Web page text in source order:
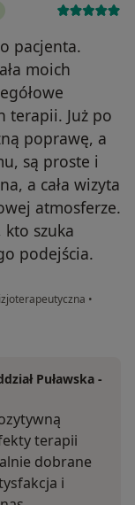
pacjenta.
moich
terapii. Już po
poprawę, a
są proste i
a cała wizyta
atmosferze.
szuka
podejścia.
•
Puławska -
terapii
dobrane
i